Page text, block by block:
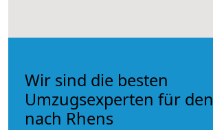
Wir sind die besten
Umzugsexperten für
nach Rhens